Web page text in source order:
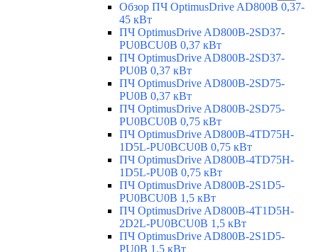
Обзор ПЧ OptimusDrive AD800B 0,37-
45 кВт
ПЧ OptimusDrive AD800B-2SD37-
PU0BCU0B 0,37 кВт
ПЧ OptimusDrive AD800B-2SD37-
PU0B 0,37 кВт
ПЧ OptimusDrive AD800B-2SD75-
PU0B 0,37 кВт
ПЧ OptimusDrive AD800B-2SD75-
PU0BCU0B 0,75 кВт
ПЧ OptimusDrive AD800B-4TD75H-
1D5L-PU0BCU0B 0,75 кВт
ПЧ OptimusDrive AD800B-4TD75H-
1D5L-PU0B 0,75 кВт
ПЧ OptimusDrive AD800B-2S1D5-
PU0BCU0B 1,5 кВт
ПЧ OptimusDrive AD800B-4T1D5H-
2D2L-PU0BCU0B 1,5 кВт
ПЧ OptimusDrive AD800B-2S1D5-
PU0B 1,5 кВт